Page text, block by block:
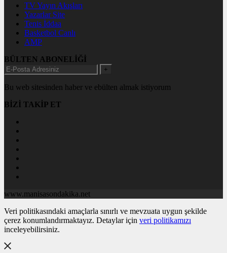
TV Yayın Akışları
Yazarlar Site
Tenis İddaa
Basketbol Canlı
AMP
BÜLTEN ABONELİĞİ
+
Bu web sitesinden haber ve ebülten almak istiyorum
BİZİ TAKİP ET
www.manisasondakika.net
Veri politikasındaki amaçlarla sınırlı ve mevzuata uygun şekilde
çerez konumlandırmaktayız. Detaylar için veri politikamızı
inceleyebilirsiniz.